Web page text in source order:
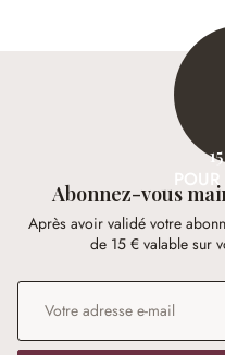
Abonnez-vous
Après avoir validé votre
de 15 € valable sur
Adresse e-mail